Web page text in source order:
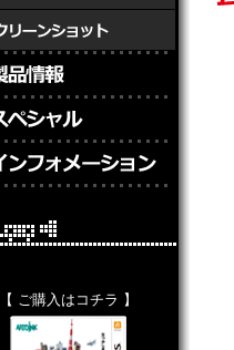
【 ご購入はコチラ 】